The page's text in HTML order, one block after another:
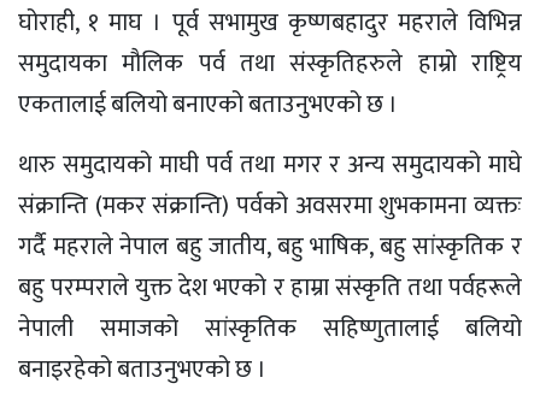
घोराही, १ माघ । पूर्व सभामुख कृष्णबहादुर महराले विभिन्न
समुदायका मौलिक पर्व तथा संस्कृतिहरुले हाम्रो राष्ट्रिय
एकतालाई बलियो बनाएको बताउनुभएको छ ।
थारु समुदायको माघी पर्व तथा मगर र अन्य समुदायको माघे
संक्रान्ति (मकर संक्रान्ति) पर्वको अवसरमा शुभकामना व्यक्तः
गर्दै महराले नेपाल बहु जातीय, बहु भाषिक, बहु सांस्कृतिक र
बहु परम्पराले युक्त देश भएको र हाम्रा संस्कृति तथा पर्वहरूले
नेपाली समाजको सांस्कृतिक सहिष्णुतालाई बलियो
बनाइरहेको बताउनुभएको छ ।